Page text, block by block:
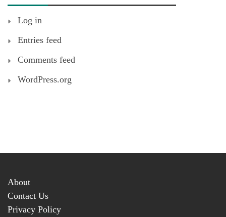
Log in
Entries feed
Comments feed
WordPress.org
About
Contact Us
Privacy Policy